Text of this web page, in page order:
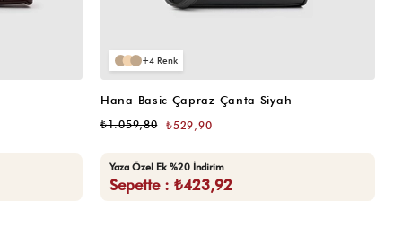
4
Hana Basic Çapraz Çanta Siyah
₺529,90
₺1.059,80
Yaza Özel Ek %20 İndirim
Sepette : ₺423,92